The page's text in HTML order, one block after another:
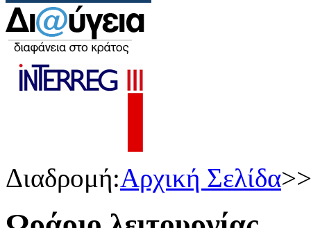
Διαδρομή:Αρχική Σελίδα>>